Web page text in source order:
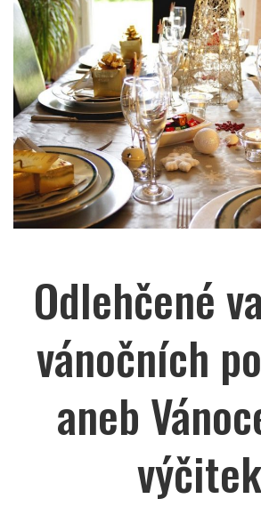
Odlehčené
vánočních
aneb
výčitek